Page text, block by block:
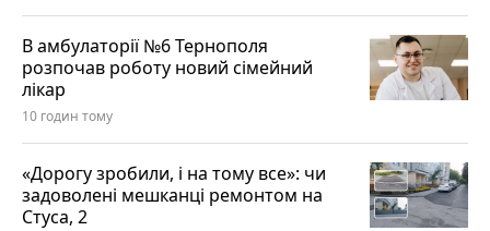
В амбулаторії №6 Тернополя
розпочав роботу новий сімейний
лікар
10 годин тому
«Дорогу зробили, і на тому все»: чи
задоволені мешканці ремонтом на
Стуса, 2